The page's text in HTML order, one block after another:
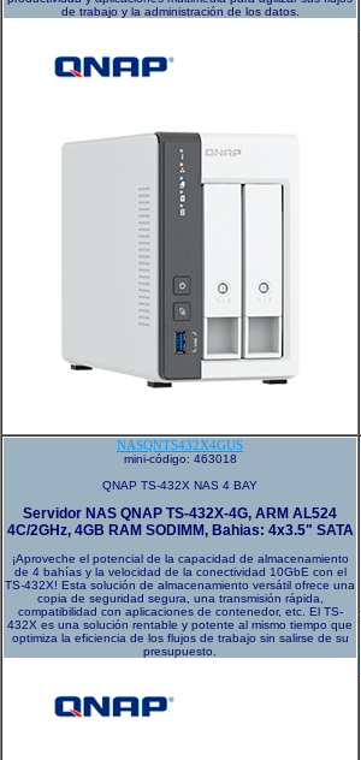
de trabajo y la administración de los datos.
NASQNTS432X4GUS
mini-código: 463018
QNAP TS-432X NAS 4 BAY
Servidor NAS QNAP TS-432X-4G, ARM AL524
4C/2GHz, 4GB RAM SODIMM, Bahias: 4x3.5" SATA
¡Aproveche el potencial de la capacidad de almacenamiento
de 4 bahías y la velocidad de la conectividad 10GbE con el
TS-432X! Esta solución de almacenamiento versátil ofrece una
copia de seguridad segura, una transmisión rápida,
compatibilidad con aplicaciones de contenedor, etc. El TS-
432X es una solución rentable y potente al mismo tiempo que
optimiza la eficiencia de los flujos de trabajo sin salirse de su
presupuesto.